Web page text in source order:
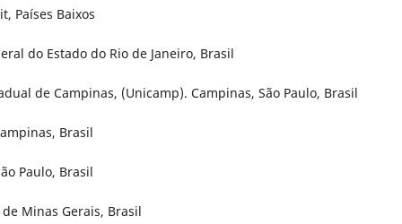
Países Baixos
do Estado do Rio de Janeiro, Brasil
de Campinas, (Unicamp). Campinas, São Paulo, Brasil
Brasil
Paulo, Brasil
Minas Gerais, Brasil